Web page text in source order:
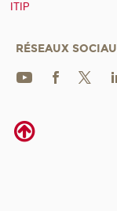
ITIP
RÉSEAUX